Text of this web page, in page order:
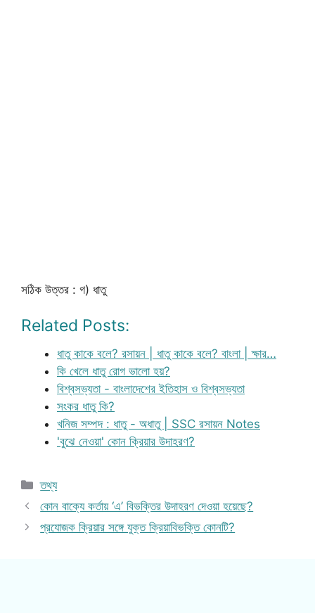
সঠিক উত্তর : গ) ধাতু
Related Posts:
ধাতু কাকে বলে? রসায়ন | ধাতু কাকে বলে? বাংলা | ক্ষার…
কি খেলে ধাতু রোগ ভালো হয়?
বিশ্বসভ্যতা - বাংলাদেশের ইতিহাস ও বিশ্বসভ্যতা
সংকর ধাতু কি?
খনিজ সম্পদ : ধাতু - অধাতু | SSC রসায়ন Notes
'বুঝে নেওয়া' কোন ক্রিয়ার উদাহরণ?
Categories
তথ্য
কোন বাক্যে কর্তায় ‘এ’ বিভক্তির উদাহরণ দেওয়া হয়েছে?
প্রযোজক ক্রিয়ার সঙ্গে যুক্ত ক্রিয়াবিভক্তি কোনটি?